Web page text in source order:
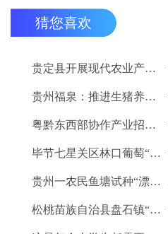
猜您喜欢
贵定县开展现代农业产业“稻+N”田间示范技术培训
贵州福泉：推进生猪养殖现代化 开创产业发展新格局
粤黔东西部协作产业招商对接会将于9月8日举行
毕节七星关区林口葡萄“卖”进羊城
贵州一农民鱼塘试种“漂浮水稻”获成功 亩产千斤稻谷
松桃苗族自治县盘石镇“三驾马车”拉出人民群众平安幸福生活